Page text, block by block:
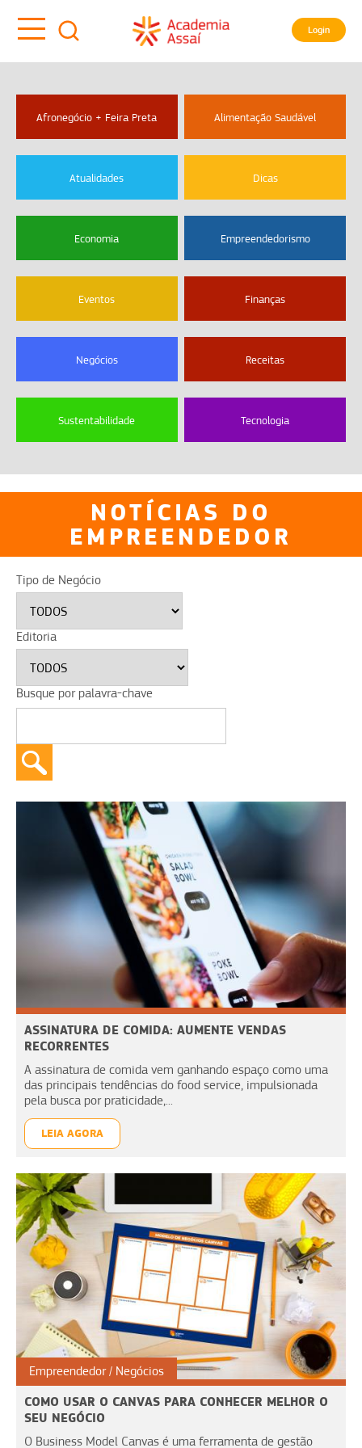
Login
Afronegócio + Feira Preta Alimentação Saudável
Atualidades Dicas
Economia Empreendedorismo
Eventos Finanças
Negócios Receitas
Sustentabilidade Tecnologia
NOTÍCIAS DO
EMPREENDEDOR
Tipo de Negócio
Editoria
Busque por palavra-chave
ASSINATURA DE COMIDA: AUMENTE VENDAS
RECORRENTES
A assinatura de comida vem ganhando espaço como uma
das principais tendências do food service, impulsionada
pela busca por praticidade,...
LEIA AGORA
Empreendedor Negócios
COMO USAR O CANVAS PARA CONHECER MELHOR O
SEU NEGÓCIO
O Business Model Canvas é uma ferramenta de gestão